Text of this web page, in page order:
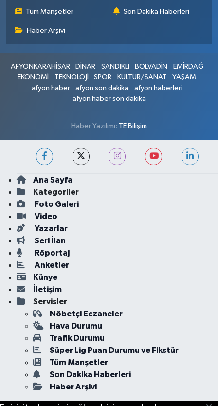
Tüm Manşetler Son Dakika Haberleri
Haber Arşivi
AFYONKARAHİSAR DİNAR SANDIKLI BOLVADİN
EMİRDAĞ
EKONOMİ
TEKNOLOJİ SPOR KÜLTÜR/SANAT
YAŞAM
afyon haber
afyon son dakika
afyon haberleri
afyon haber son dakika
Haber Yazılımı: TE Bilişim
Ana Sayfa
Kategoriler
Foto Galeri
Video
Yazarlar
Seri İlan
Röportaj
Anketler
Künye
İletişim
Servisler
Nöbetçi Eczaneler
Hava Durumu
Trafik Durumu
Süper Lig Puan Durumu ve Fikstür
Tüm Manşetler
Son Dakika Haberleri
Haber Arşivi